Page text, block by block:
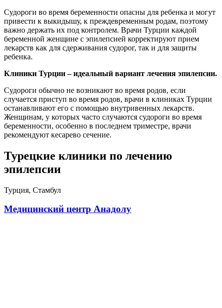
Судороги во время беременности опасны для ребенка и могут
привести к выкидышу, к преждевременным родам, поэтому
важно держать их под контролем. Врачи Турции каждой
беременной женщине с эпилепсией корректируют прием
лекарств как для сдерживания судорог, так и для защиты
ребенка.
Клиники Турции – идеальный вариант лечения эпилепсии.
Судороги обычно не возникают во время родов, если
случается приступ во время родов, врачи в клиниках Турции
останавливают его с помощью внутривенных лекарств.
Женщинам, у которых часто случаются судороги во время
беременности, особенно в последнем триместре, врачи
рекомендуют кесарево сечение.
Турецкие клиники по лечению
эпилепсии
Турция, Стамбул
Медицинский центр Анадолу